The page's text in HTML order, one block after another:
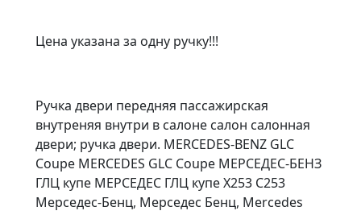
Цена указана за одну ручку!!!
Ручка двери передняя пассажирская
внутреняя внутри в салоне салон салонная
двери; ручка двери. MERCEDES-BENZ GLC
Coupe MERCEDES GLC Coupe МЕРСЕДЕС-БЕНЗ
ГЛЦ купе МЕРСЕДЕС ГЛЦ купе X253 C253
Мерседес-Бенц, Мерседес Бенц, Mercedes